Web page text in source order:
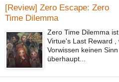
[Review] Zero Escape: Zero
Time Dilemma
Zero Time Dilemma
Virtue's Last Reward
Vorwissen keinen
überhaupt...